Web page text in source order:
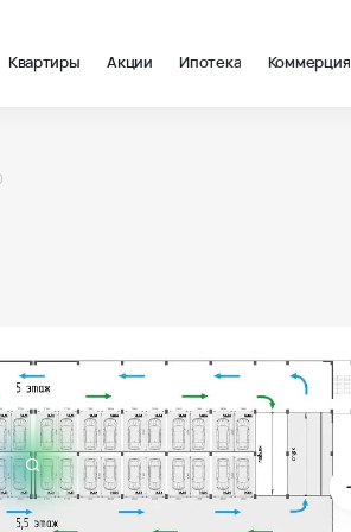
Квартиры Акции Ипотека Коммерция